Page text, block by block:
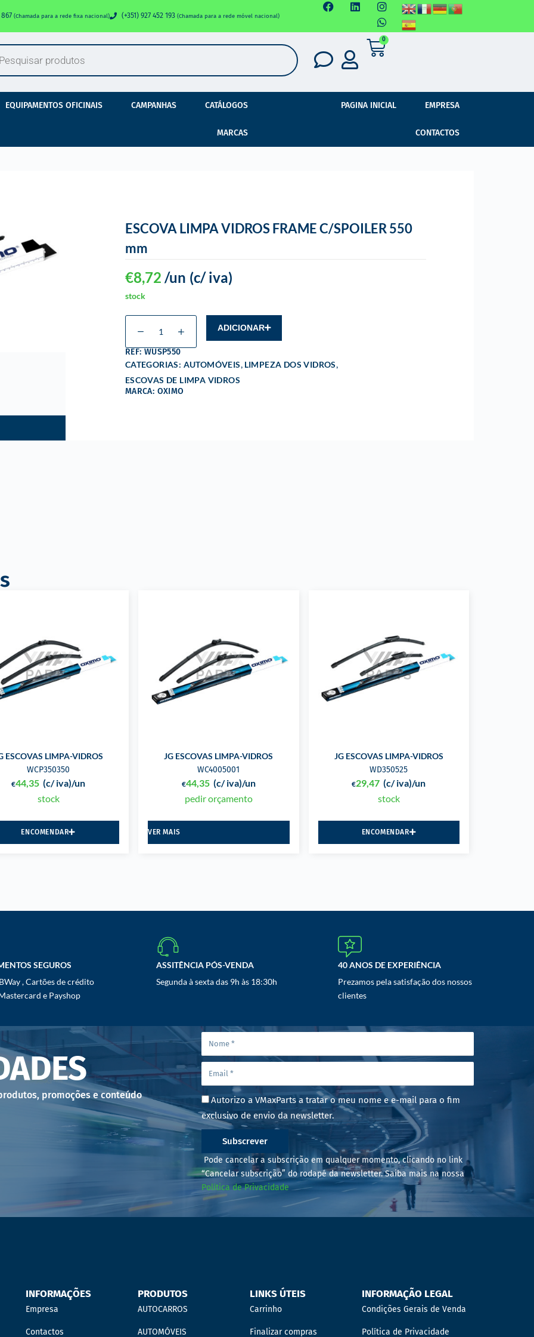
867 (Chamada para a rede fixa nacional) (+351) 927 452 193 (Chamada para a rede móvel nacional)
0
EQUIPAMENTOS OFICINAIS CAMPANHAS CATÁLOGOS
MARCAS
PAGINA INICIAL EMPRESA
CONTACTOS
ESCOVA LIMPA VIDROS FRAME C/SPOILER 550
mm
€8,72 (c/ iva)
/un
stock
ADICIONAR
REF: WUSP550
CATEGORIAS: AUTOMÓVEIS, LIMPEZA DOS VIDROS,
ESCOVAS DE LIMPA VIDROS
MARCA: OXIMO
ESCOVAS LIMPA-VIDROS
WCP350350
€44,35 (c/ iva)/un
stock
ENCOMENDAR
JG ESCOVAS LIMPA-VIDROS
WC4005001
€44,35 (c/ iva)/un
pedir orçamento
VER MAIS
JG ESCOVAS LIMPA-VIDROS
WD350525
€29,47 (c/ iva)/un
stock
ENCOMENDAR
SEGUROS
, Cartões de crédito
e Payshop
ASSITÊNCIA PÓS-VENDA
Segunda à sexta das 9h às 18:30h
40 ANOS DE EXPERIÊNCIA
Prezamos pela satisfação dos nossos
clientes
promoções e conteúdo
Autorizo a VMaxParts a tratar o meu nome e e-mail para o fim
exclusivo de envio da newsletter.
Subscrever
Pode cancelar a subscrição em qualquer momento, clicando no link
“Cancelar subscrição” do rodapé da newsletter. Saiba mais na nossa
Política de Privacidade
INFORMAÇÕES
Empresa
Contactos
PRODUTOS
AUTOCARROS
AUTOMÓVEIS
LINKS ÚTEIS
Carrinho
Finalizar compras
INFORMAÇÃO LEGAL
Condições Gerais de Venda
Política de Privacidade